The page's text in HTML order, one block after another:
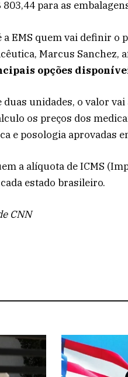
803,44 para as
a EMS quem vai definir o
Marcus Sanchez,
opções
duas unidades, o valor
os preços dos
e posologia aprovadas
a alíquota de ICMS
estado brasileiro.
CNN